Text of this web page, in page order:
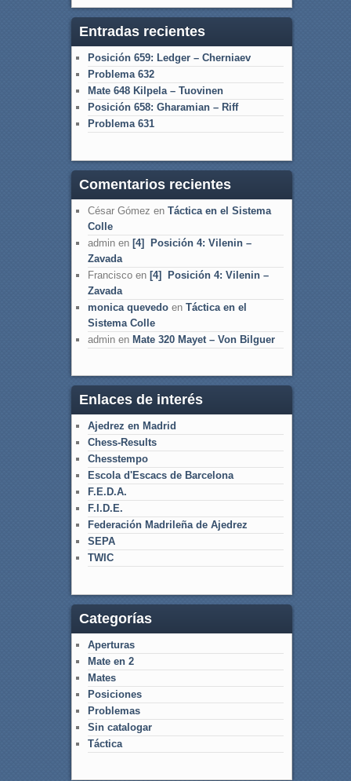
Entradas recientes
Posición 659: Ledger – Cherniaev
Problema 632
Mate 648 Kilpela – Tuovinen
Posición 658: Gharamian – Riff
Problema 631
Comentarios recientes
César Gómez en Táctica en el Sistema
Colle
adminen [4] Posición 4: Vilenin –
Zavada
Franciscoen [4] Posición 4: Vilenin –
Zavada
monica quevedoen Táctica en el
Sistema Colle
adminen Mate 320 Mayet – Von Bilguer
Enlaces de interés
Ajedrez en Madrid
Chess-Results
Chesstempo
Escola d'Escacs de Barcelona
F.E.D.A.
F.I.D.E.
Federación Madrileña de Ajedrez
SEPA
TWIC
Categorías
Aperturas
Mate en 2
Mates
Posiciones
Problemas
Sin catalogar
Táctica